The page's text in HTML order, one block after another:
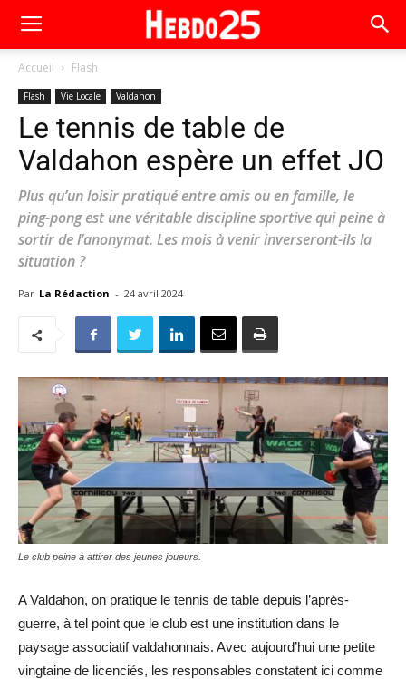
Accueil Flash
Flash Vie Locale Valdahon
Le tennis de table de
Valdahon espère un effet JO
Plus qu’un loisir pratiqué entre amis ou en famille, le
ping-pong est une véritable discipline sportive qui peine à
sortir de l’anonymat. Les mois à venir inverseront-ils la
situation ?
Par La Rédaction - 24 avril 2024
Le club peine à attirer des jeunes joueurs.
A Valdahon, on pratique le tennis de table depuis l’après-
guerre, à tel point que le club est une institution dans le
paysage associatif valdahonnais. Avec aujourd’hui une petite
vingtaine de licenciés, les responsables constatent ici comme